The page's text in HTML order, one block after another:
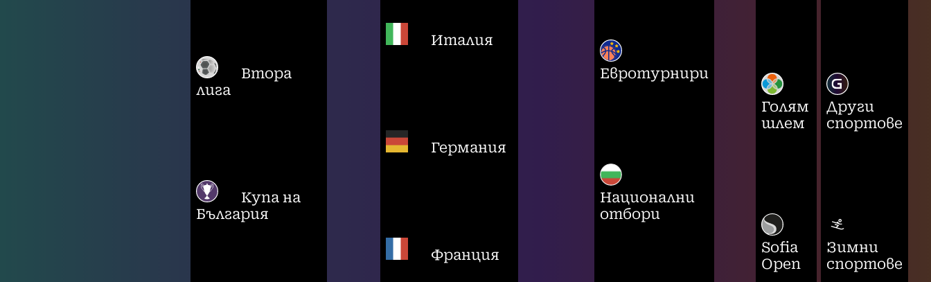
Втора
лига
Купа на
България
Италия
Германия
Франция
Евротурнири
Национални
отбори
Голям
шлем
Sofia
Open
Други
спортове
Зимни
спортове